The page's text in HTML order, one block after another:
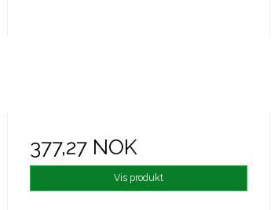
377,27 NOK
Vis produkt